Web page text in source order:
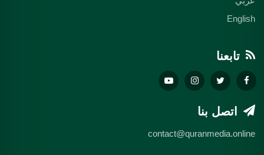
English
تابعنا
اتصل بنا
contact@quranmedia.online